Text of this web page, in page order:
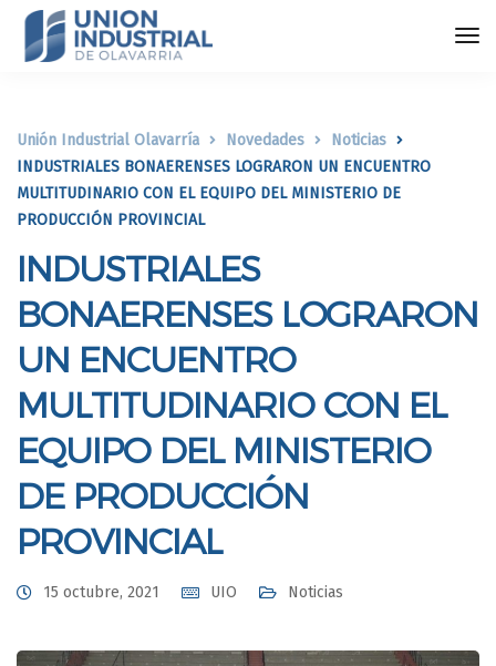
Unión Industrial Olavarría Novedades
Noticias
INDUSTRIALES BONAERENSES LOGRARON UN ENCUENTRO
MULTITUDINARIO CON EL EQUIPO DEL MINISTERIO DE
PRODUCCIÓN PROVINCIAL
INDUSTRIALES
BONAERENSES LOGRARON
UN ENCUENTRO
MULTITUDINARIO CON EL
EQUIPO DEL MINISTERIO
DE PRODUCCIÓN
PROVINCIAL
15 octubre, 2021 UIO Noticias